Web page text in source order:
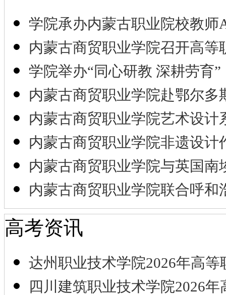
学院承办内蒙古职业院校教师
内蒙古商贸职业学院召开高等
学院举办“同心研教 深耕劳育”
内蒙古商贸职业学院赴鄂尔多
内蒙古商贸职业学院艺术设计
内蒙古商贸职业学院非遗设计
内蒙古商贸职业学院与英国南
内蒙古商贸职业学院联合呼和
高考资讯
达州职业技术学院2026年高等
四川建筑职业技术学院2026年